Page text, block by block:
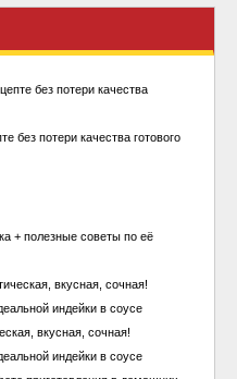
без потери качества готового
+ полезные советы по её
вкусная, сочная!
индейки в соусе